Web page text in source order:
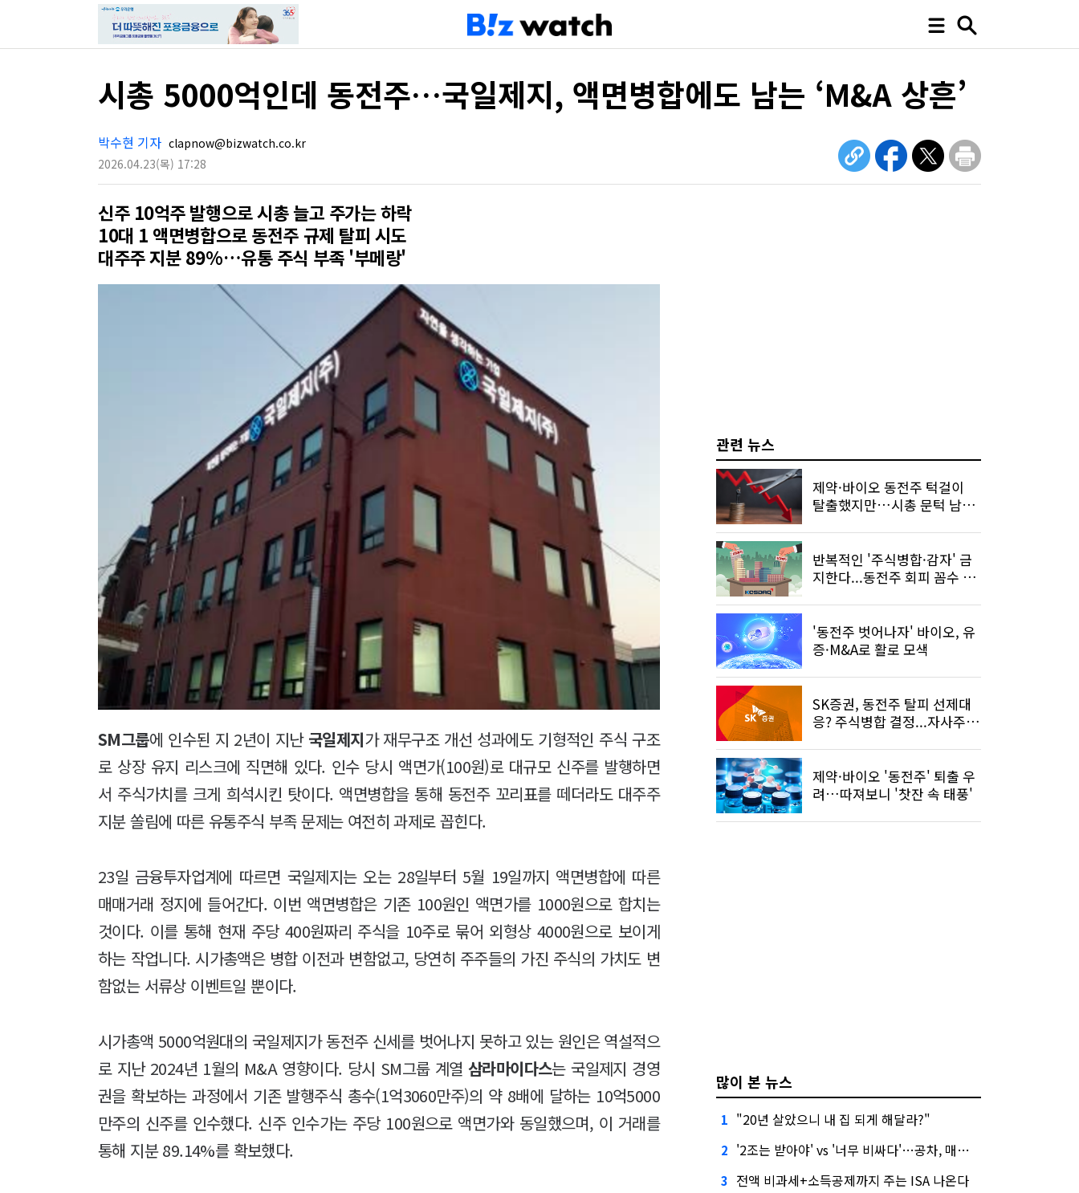
시총 5000억인데 동전주…국일제지, 액면병합에도 남는 ‘M&A 상흔’
박수현 기자 clapnow@bizwatch.co.kr
2026.04.23(목) 17:28
신주 10억주 발행으로 시총 늘고 주가는 하락
10대 1 액면병합으로 동전주 규제 탈피 시도
대주주 지분 89%…유통 주식 부족 '부메랑'
SM그룹에 인수된 지 2년이 지난 국일제지가 재무구조 개선 성과에도 기형적인 주식 구조
로 상장 유지 리스크에 직면해 있다. 인수 당시 액면가(100원)로 대규모 신주를 발행하면
서 주식가치를 크게 희석시킨 탓이다. 액면병합을 통해 동전주 꼬리표를 떼더라도 대주주
지분 쏠림에 따른 유통주식 부족 문제는 여전히 과제로 꼽힌다.
23일 금융투자업계에 따르면 국일제지는 오는 28일부터 5월 19일까지 액면병합에 따른
매매거래 정지에 들어간다. 이번 액면병합은 기존 100원인 액면가를 1000원으로 합치는
것이다. 이를 통해 현재 주당 400원짜리 주식을 10주로 묶어 외형상 4000원으로 보이게
하는 작업니다. 시가총액은 병합 이전과 변함없고, 당연히 주주들의 가진 주식의 가치도 변
함없는 서류상 이벤트일 뿐이다.
시가총액 5000억원대의 국일제지가 동전주 신세를 벗어나지 못하고 있는 원인은 역설적으
로 지난 2024년 1월의 M&A 영향이다. 당시 SM그룹 계열삼라마이다스는 국일제지 경영
권을 확보하는 과정에서 기존 발행주식 총수(1억3060만주)의 약 8배에 달하는 10억5000
만주의 신주를 인수했다. 신주 인수가는 주당 100원으로 액면가와 동일했으며, 이 거래를
통해 지분 89.14%를 확보했다.
관련 뉴스
제약·바이오 동전주 턱걸이
탈출했지만…시총 문턱 남았
반복적인 '주식병합·감자' 금
지한다...동전주 회피 꼼수 차
'동전주 벗어나자' 바이오, 유
증·M&A로 활로 모색
SK증권, 동전주 탈피 선제대
응? 주식병합 결정...자사주도
제약·바이오 '동전주' 퇴출 우
려…따져보니 '찻잔 속 태풍'
많이 본 뉴스
1 "20년 살았으니 내 집 되게 해달라?"
2 '2조는 받아야' vs '너무 비싸다'…공차, 매각 성공할까
3 전액 비과세+소득공제까지 주는 ISA 나온다